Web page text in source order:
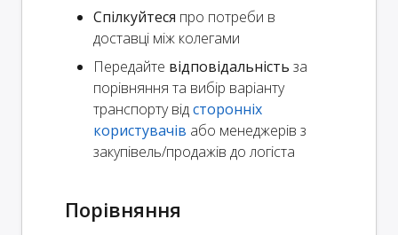
Спілкуйтеся про потреби в
доставці між колегами
Передайте відповідальність за
порівняння та вибір варіанту
транспорту відсторонніх
користувачів або менеджерів з
закупівель/продажів до логіста
Порівняння